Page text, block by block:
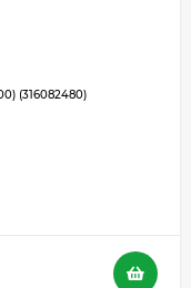
(316082480)